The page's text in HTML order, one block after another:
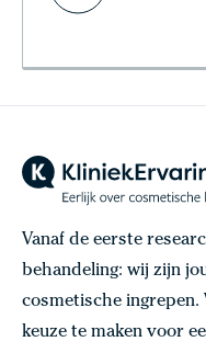
Vanaf de eerste
behandeling: wij zijn
cosmetische ingrepen.
keuze te maken voor